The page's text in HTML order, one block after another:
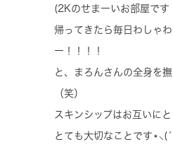
(2Kのせまーいお部屋です
帰ってきたら毎日わしゃ
ー！！！！
と、まろんさんの全身を
（笑）
スキンシップはお互いにと
とても大切なことです